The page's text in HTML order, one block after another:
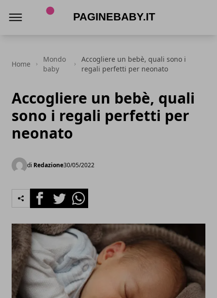
Home
Mondo
baby
Accogliere un bebè, quali sono i
regali perfetti per neonato
Accogliere un bebè, quali
sono i regali perfetti per
neonato
di Redazione30/05/2022
FacebookTwitterWhatsapp